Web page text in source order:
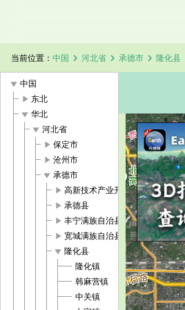
当前位置： 中国 chevron_right 河北省 chevron_right 承德市 chevron_right 隆化县
play_arrow 中国
play_arrow 东北
play_arrow 华北
play_arrow 河北省
play_arrow 保定市
play_arrow 沧州市
play_arrow 承德市
play_arrow 高新技术产业开发区
play_arrow 承德县
play_arrow 丰宁满族自治县
play_arrow 宽城满族自治县
play_arrow 隆化县
隆化镇
韩麻营镇
中关镇
韩家店乡卫